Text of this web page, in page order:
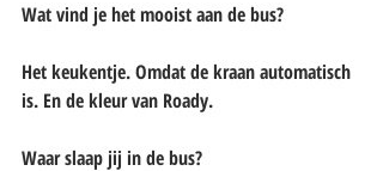
Wat vind je het mooist aan de bus?
Het keukentje. Omdat de kraan automatisch
is. En de kleur van Roady.
Waar slaap jij in de bus?